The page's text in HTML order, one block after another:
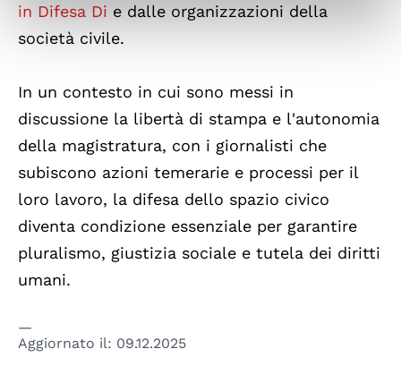
in Difesa Di e dalle organizzazioni della
società civile.
In un contesto in cui sono messi in
discussione la libertà di stampa e l'autonomia
della magistratura, con i giornalisti che
subiscono azioni temerarie e processi per il
loro lavoro, la difesa dello spazio civico
diventa condizione essenziale per garantire
pluralismo, giustizia sociale e tutela dei diritti
umani.
Aggiornato il: 09.12.2025